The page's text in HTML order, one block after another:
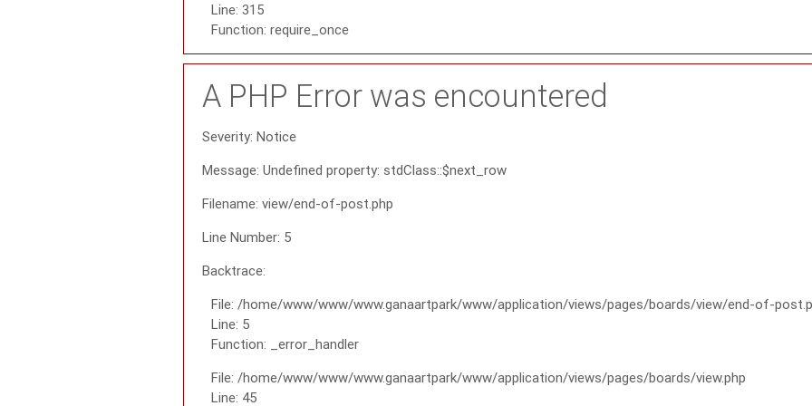
Line: 315
Function: require_once
A PHP Error was encountered
Severity: Notice
Message: Undefined property: stdClass::$next_row
Filename: view/end-of-post.php
Line Number: 5
Backtrace:
File: /home/www/www/www.ganaartpark/www/application/views/pages/boards/view/end-of-
Line: 5
Function: _error_handler
File: /home/www/www/www.ganaartpark/www/application/views/pages/boards/view.php
Line: 45